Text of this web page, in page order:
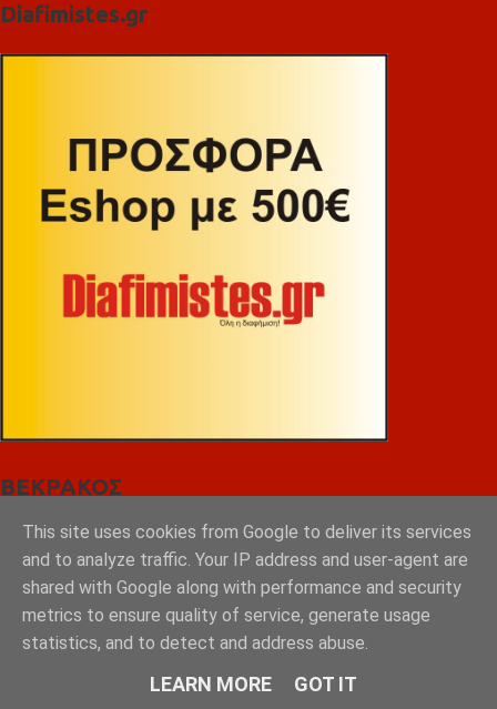
Diafimistes.gr
ΒΕΚΡΑΚΟΣ
This site uses cookies from Google to deliver its services
and to analyze traffic. Your IP address and user-agent are
shared with Google along with performance and security
metrics to ensure quality of service, generate usage
statistics, and to detect and address abuse.
LEARN MORE GOT IT